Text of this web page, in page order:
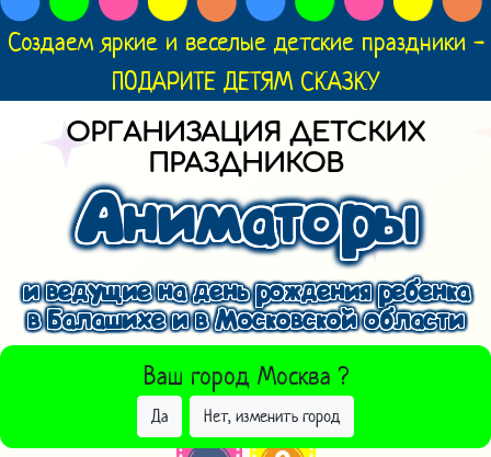
Создаем яркие и веселые детские праздники -
ПОДАРИТЕ ДЕТЯМ СКАЗКУ
ОРГАНИЗАЦИЯ ДЕТСКИХ
ПРАЗДНИКОВ
Аниматоры
и ведущие на день рождения ребенка
в Балашихе и в Московской области
Ваш город Москва ?
Да Нет, изменить город
ВЫБРАТЬ ДРУГОЙ ГОРОД